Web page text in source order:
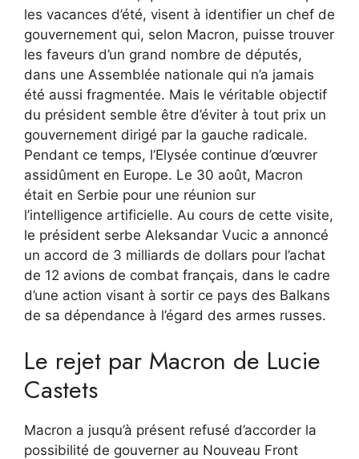
les vacances d’été, visent à identifier un chef de
gouvernement qui, selon Macron, puisse trouver
les faveurs d’un grand nombre de députés,
dans une Assemblée nationale qui n’a jamais
été aussi fragmentée. Mais le véritable objectif
du président semble être d’éviter à tout prix un
gouvernement dirigé par la gauche radicale.
Pendant ce temps, l’Elysée continue d’œuvrer
assidûment en Europe. Le 30 août, Macron
était en Serbie pour une réunion sur
l’intelligence artificielle. Au cours de cette visite,
le président serbe Aleksandar Vucic a annoncé
un accord de 3 milliards de dollars pour l’achat
de 12 avions de combat français, dans le cadre
d’une action visant à sortir ce pays des Balkans
de sa dépendance à l’égard des armes russes.
Le rejet par Macron de Lucie
Castets
Macron a jusqu’à présent refusé d’accorder la
possibilité de gouverner au Nouveau Front